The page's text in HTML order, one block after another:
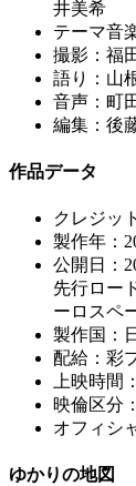
井美希
テーマ音
撮影：福
語り：山
音声：町
編集：後
作品データ
クレジッ
製作年：
公開日：
先行ロー
ーロスペ
製作国：
配給：彩
上映時間
映倫区分
オフィシ
ゆかりの地図